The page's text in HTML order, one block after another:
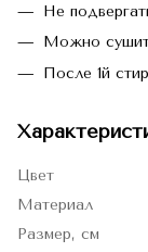
Не
Можно
После 1й
Цвет
Материал
Размер, см